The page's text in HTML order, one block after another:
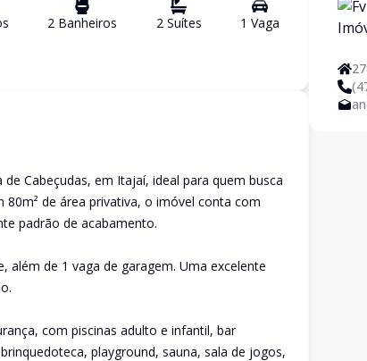
s 2 Banheiros 2Suítes 1 Vaga
Cabeçudas, em Itajaí, ideal para quem busca
de área privativa, o imóvel conta com
padrão de acabamento.
além de 1 vaga de garagem. Uma excelente
com piscinas adulto e infantil, bar
playground, sauna, sala de jogos,